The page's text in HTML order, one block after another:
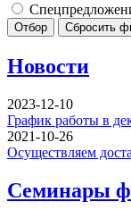
Отбор Сбросить
Новости
2023-12-10
График работы в
2021-10-26
Осуществляем
Семинары